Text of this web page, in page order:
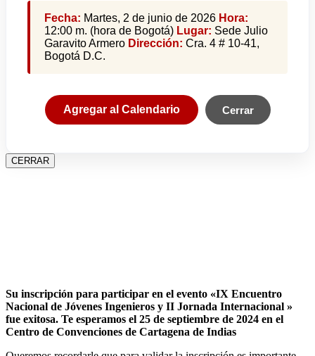
Fecha: Martes, 2 de junio de 2026 Hora:
12:00 m. (hora de Bogotá) Lugar: Sede Julio
Garavito Armero Dirección: Cra. 4 # 10-41,
Bogotá D.C.
Agregar al Calendario Cerrar
CERRAR
Su inscripción para participar en el evento «IX Encuentro
Nacional de Jóvenes Ingenieros y II Jornada Internacional »
fue exitosa. Te esperamos el 25 de septiembre de 2024 en el
Centro de Convenciones de Cartagena de Indias